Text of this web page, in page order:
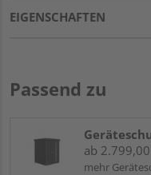
EIGENSCHAFTEN
Passend zu
ab
mehr